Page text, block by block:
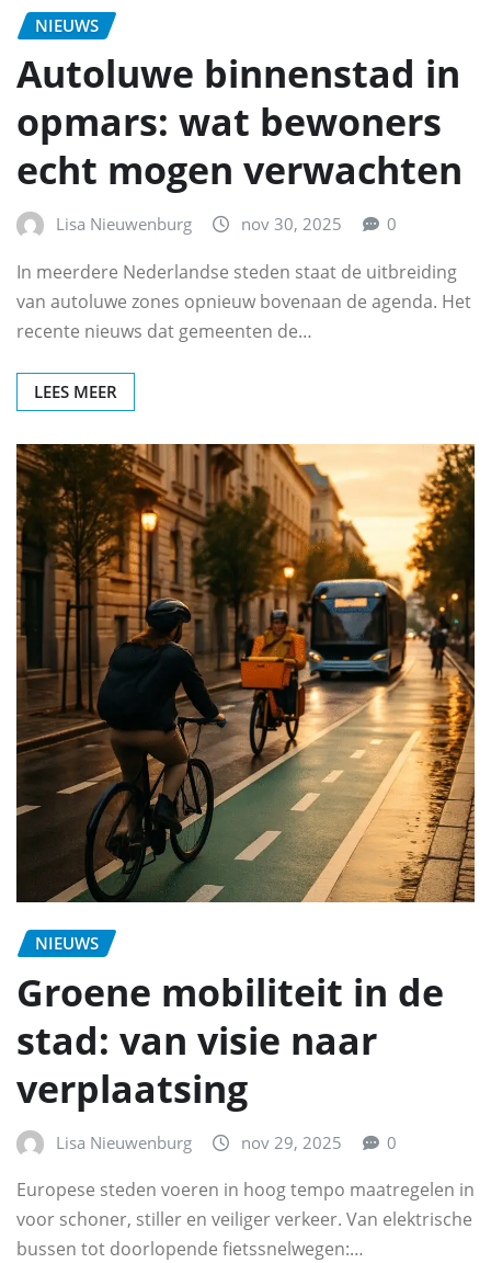
NIEUWS
Autoluwe binnenstad in
opmars: wat bewoners
echt mogen verwachten
Lisa Nieuwenburg nov 30, 2025 0
In meerdere Nederlandse steden staat de uitbreiding
van autoluwe zones opnieuw bovenaan de agenda. Het
recente nieuws dat gemeenten de…
LEES MEER
NIEUWS
Groene mobiliteit in de
stad: van visie naar
verplaatsing
Lisa Nieuwenburg nov 29, 2025 0
Europese steden voeren in hoog tempo maatregelen in
voor schoner, stiller en veiliger verkeer. Van elektrische
bussen tot doorlopende fietssnelwegen:…